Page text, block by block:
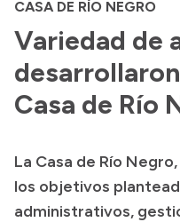
Referentes de prensa
Archivo de noticias
Transparencia
Boletín Oficial
Compras y licitaciones
CASA DE RÍO NEGRO
Variedad de
Casa de Río
La Casa de Río
los objetivos
administrativos,